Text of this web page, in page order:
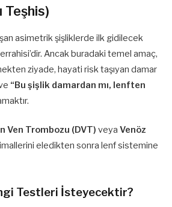
Teşhis)
asimetrik şişliklerde ilk gidilecek
Ancak buradaki temel amaç,
ziyade, hayati risk taşıyan damar
“Bu şişlik damardan mı, lenften
Ven Trombozu (DVT) veya Venöz
eledikten sonra lenf sistemine
Testleri İsteyecektir?